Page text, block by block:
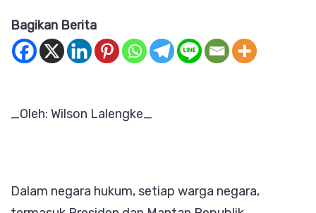
Bagikan Berita
_Oleh: Wilson Lalengke_
Dalam negara hukum, setiap warga negara,